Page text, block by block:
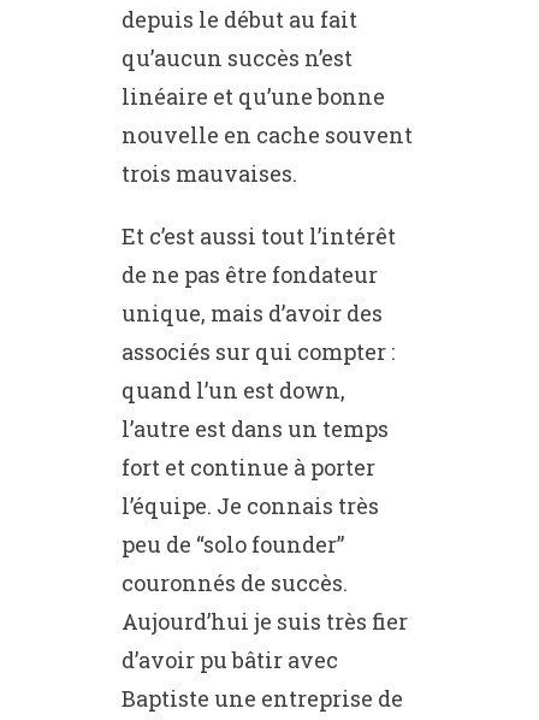
depuis le début au fait
qu’aucun succès n’est
linéaire et qu’une bonne
nouvelle en cache souvent
trois mauvaises.
Et c’est aussi tout l’intérêt
de ne pas être fondateur
unique, mais d’avoir des
associés sur qui compter :
quand l’un est down,
l’autre est dans un temps
fort et continue à porter
l’équipe. Je connais très
peu de “solo founder”
couronnés de succès.
Aujourd’hui je suis très fier
d’avoir pu bâtir avec
Baptiste une entreprise de